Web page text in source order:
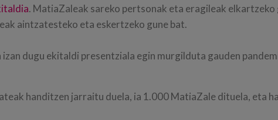
. MatiaZaleak sareko pertsonak eta eragileak elkartzeko
aintzatesteko eta eskertzeko gune bat.
dugu ekitaldi presentziala egin murgilduta gauden
handitzen jarraitu duela, ia 1.000 MatiaZale dituela, eta